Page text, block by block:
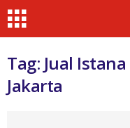
Tag: Jual
Jakarta